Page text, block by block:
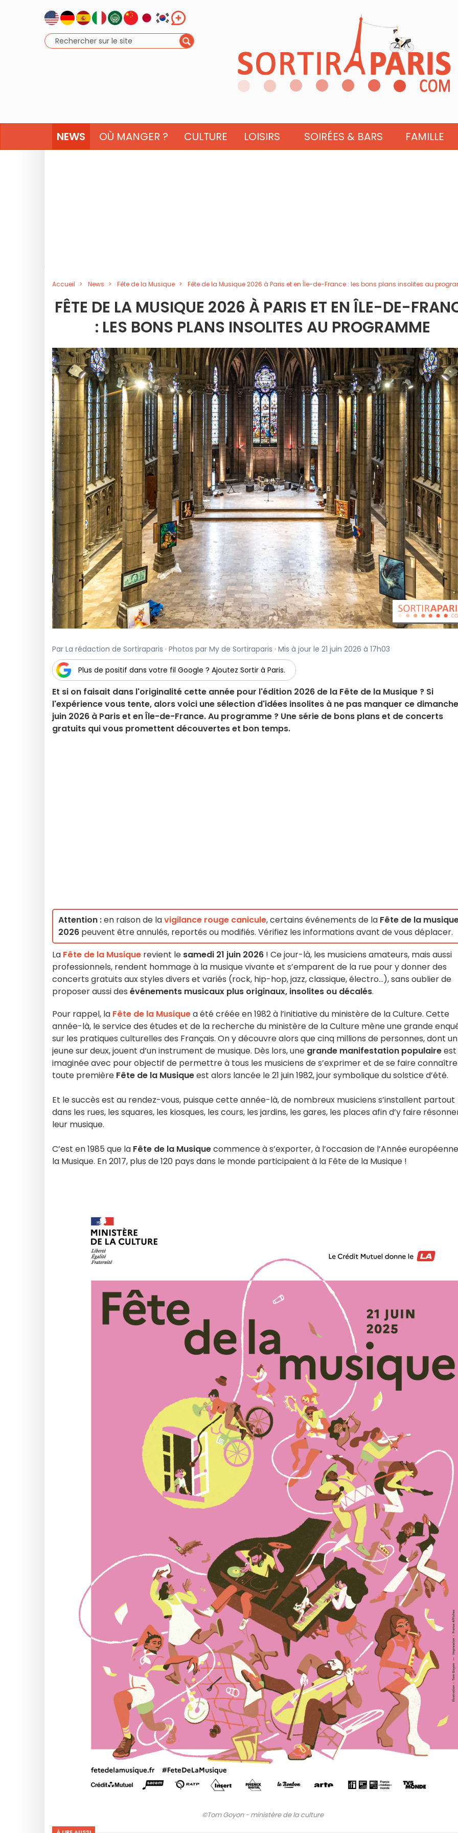
NEWS OÙ MANGER ? CULTURE LOISIRS SOIRÉES & BARS FAMILLE
Accueil News Fête de la Musique Fête de la Musique 2026 à Paris et en Île-de-France : les bons plans insolites au
FÊTE DE LA MUSIQUE 2026 À PARIS ET EN ÎLE-DE-
: LES BONS PLANS INSOLITES AU PROGRAMME
Par La rédaction de Sortiraparis · Photos par My de Sortiraparis · Mis à jour le 21 juin 2026 à 17h03
Plus de positif dans votre fil Google ? Ajoutez Sortir à Paris.
Et si on faisait dans l'originalité cette année pour l'édition 2026 de la Fête de la Musique ? Si
l'expérience vous tente, alors voici une sélection d'idées insolites à ne pas manquer ce dimanche
juin 2026 à Paris et en Île-de-France. Au programme ? Une série de bons plans et de concerts
gratuits qui vous promettent découvertes et bon temps.
Attention :en raison de lavigilance rouge canicule, certains événements de la Fête de la
2026 peuvent être annulés, reportés ou modifiés. Vérifiez les informations avant de vous déplacer.
La Fête de la Musique revient le samedi 21 juin 2026 ! Ce jour-là, les musiciens amateurs, mais aussi
professionnels, rendent hommage à la musique vivante et s’emparent de la rue pour y donner des
concerts gratuits aux styles divers et variés (rock, hip-hop, jazz, classique, électro...), sans oublier de
proposer aussi des événements musicaux plus originaux, insolites ou décalés.
Pour rappel, la Fête de la Musiquea été créée en 1982 à l’initiative du ministère de la Culture. Cette
année-là, le service des études et de la recherche du ministère de la Culture mène une grande
sur les pratiques culturelles des Français. On y découvre alors que cinq millions de personnes, dont un
jeune sur deux, jouent d’un instrument de musique. Dès lors, une grande manifestation populaireest
imaginée avec pour objectif de permettre à tous les musiciens de s’exprimer et de se faire
toute première Fête de la Musiqueest alors lancée le 21 juin 1982, jour symbolique du solstice d’été.
Et le succès est au rendez-vous, puisque cette année-là, de nombreux musiciens s’installent partout
dans les rues, les squares, les kiosques, les cours, les jardins, les gares, les places afin d’y faire
leur musique.
C’est en 1985 que la Fête de la Musiquecommence à s’exporter, à l’occasion de l’Année
la Musique. En 2017, plus de 120 pays dans le monde participaient à la Fête de la Musique !
©Tom Goyon - ministère de la culture